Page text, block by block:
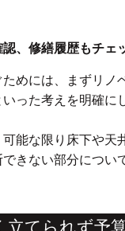
、修繕履歴もチェ
めには、まずリノ
った考えを明確に
能な限り床下や天
きない部分につい
立てられず予